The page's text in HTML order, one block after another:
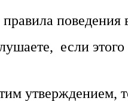
правила
если
утверждением,